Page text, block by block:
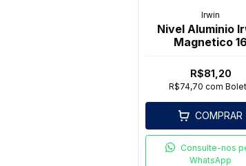
Irwin
Nivel Aluminio
Magnetico 16
R$81,20
R$74,70com
COMPRAR
Consulte-nos
WhatsApp